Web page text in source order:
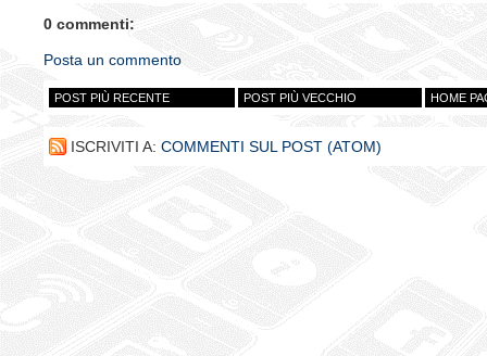
0 commenti:
Posta un commento
POST PIÙ RECENTE POST PIÙ VECCHIO HOME
ISCRIVITI A: COMMENTI SUL POST (ATOM)